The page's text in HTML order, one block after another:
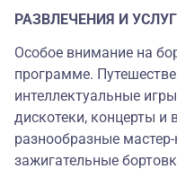
РАЗВЛЕЧЕНИЯ И
Особое внимание на
программе.
интеллектуальные
дискотеки, концерты и
разнообразные
зажигательные